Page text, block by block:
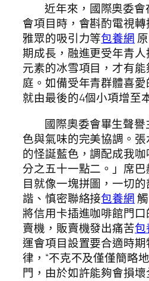
近年來，國際奧委會
會項目時，會斟酌電視
雅眾的吸引力等包養網
期成長，融進更受年青
元素的冰雪項目，才有
庭。如備受年青群體喜愛
就由最後的4個小項增至
國際奧委會畢生聲
色與氣味的完美協調。
的怪誕藍色，調配成我
分之五十一點二。」席巴
目就像一塊拼圖，一切
諧、慎密聯絡接包養網
將信用卡插進咖啡館門
賣機，販賣機發出痛苦包
運會項目設置要合適時
律，“不克不及僅僅簡略
門，由於如許能夠會損壞